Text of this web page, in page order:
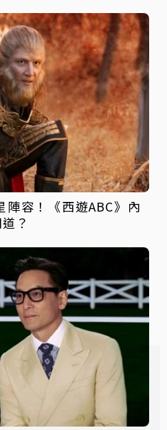
容！《西遊ABC》內
？